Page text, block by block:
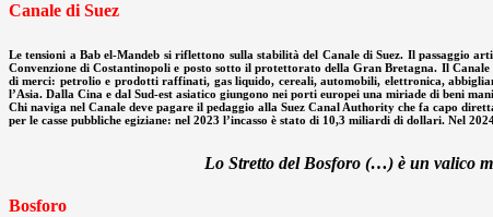
Canale di Suez
Le tensioni a Bab el-Mandeb si riflettono sulla stabilità del Canale di Suez. Il passaggio
Convenzione di Costantinopoli e posto sotto il protettorato della Gran Bretagna. Il
di merci: petrolio e prodotti raffinati, gas liquido, cereali, automobili, elettronica,
l’Asia. Dalla Cina e dal Sud-est asiatico giungono nei porti europei una miriade di beni
Chi naviga nel Canale deve pagare il pedaggio alla Suez Canal Authority che fa capo
per le casse pubbliche egiziane: nel 2023 l’incasso è stato di 10,3 miliardi di dollari. Nel
Lo Stretto del Bosforo (…) è un valico
Bosforo